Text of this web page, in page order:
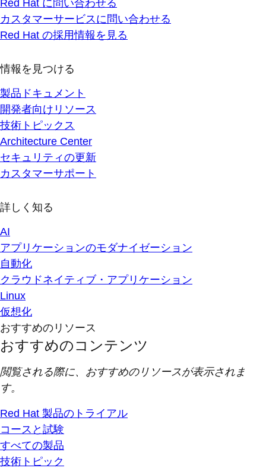
Red Hat に問い合わせる
カスタマーサービスに問い合わせる
Red Hat の採用情報を見る
情報を見つける
製品ドキュメント
開発者向けリソース
技術トピックス
Architecture Center
セキュリティの更新
カスタマーサポート
詳しく知る
AI
アプリケーションのモダナイゼーション
自動化
クラウドネイティブ・アプリケーション
Linux
仮想化
おすすめのリソース
おすすめのコンテンツ
閲覧される際に、おすすめのリソースが表示されま
す。
Red Hat 製品のトライアル
コースと試験
すべての製品
技術トピック